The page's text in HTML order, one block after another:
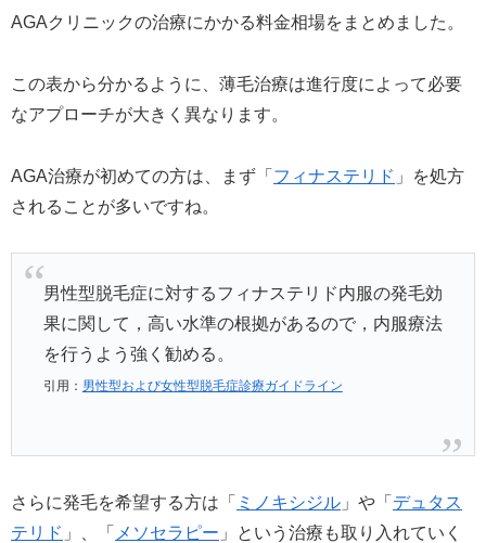
AGAクリニックの治療にかかる料金相場をまとめました。
この表から分かるように、薄毛治療は進行度によって必要
なアプローチが大きく異なります。
AGA治療が初めての方は、まず「 フィナステリド 」を処方
されることが多いですね。
男性型脱毛症に対するフィナステリド内服の発毛効
果に関して，高い水準の根拠があるので，内服療法
を行うよう強く勧める。
引用： 男性型および女性型脱毛症診療ガイドライン
さらに発毛を希望する方は「 ミノキシジル 」や「 デュタス
テリド 」、「 メソセラピー 」という治療も取り入れていく